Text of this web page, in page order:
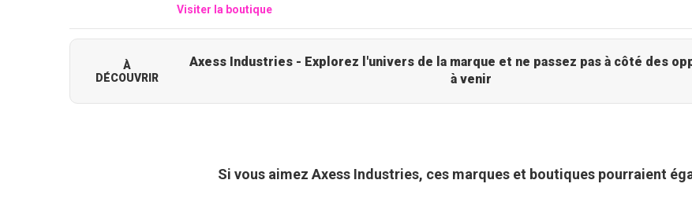
Visiter la boutique
À
DÉCOUVRIR
Axess Industries - Explorez l'univers de la marque et ne passez pas à côté des opportunités
à venir
Si vous aimez Axess Industries, ces marques et boutiques pourraient